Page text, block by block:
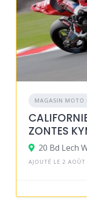
MAGASIN MOTO
ZONTES
20 Bd Lech
AJOUTÉ LE 2